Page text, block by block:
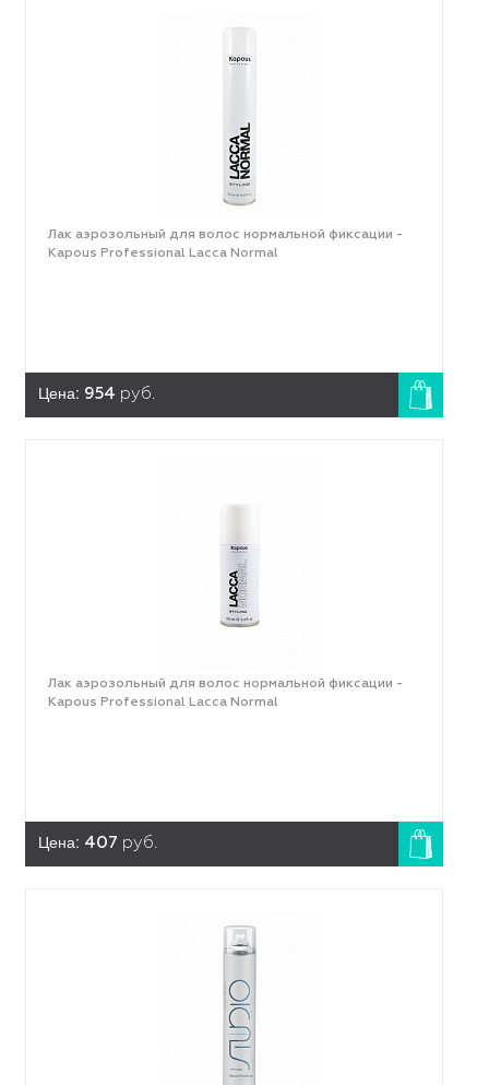
Лак аэрозольный для волос нормальной фиксации -
Kapous Professional Lacca Normal
Цена: 954 руб.
Лак аэрозольный для волос нормальной фиксации -
Kapous Professional Lacca Normal
Цена: 407 руб.